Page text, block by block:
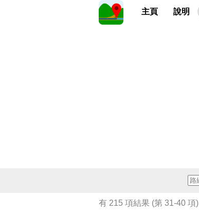
主頁 說明
有 215 項結果 (第 31-40 項)